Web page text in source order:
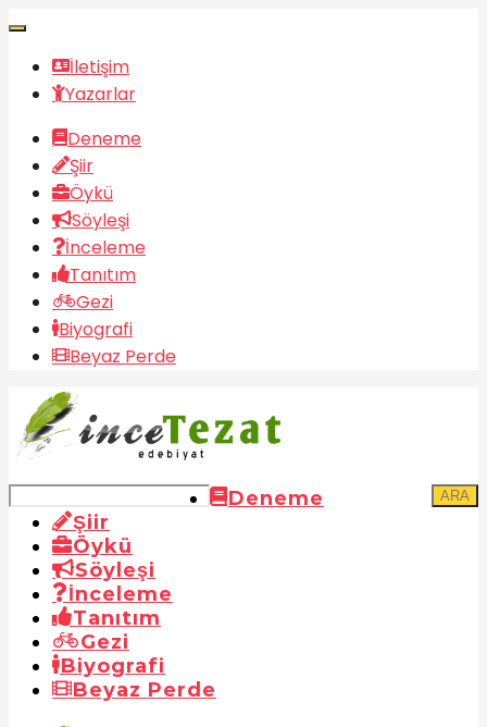
İletişim
Yazarlar
Deneme
Şiir
Öykü
Söyleşi
İnceleme
Tanıtım
Gezi
Biyografi
Beyaz Perde
ARA
Deneme
Şiir
Öykü
Söyleşi
İnceleme
Tanıtım
Gezi
Biyografi
Beyaz Perde